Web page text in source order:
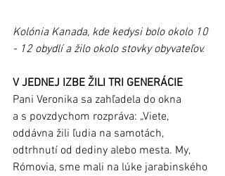
Kolónia Kanada, kde kedysi bolo okolo 10
- 12 obydlí a žilo okolo stovky obyvateľov.
V JEDNEJ IZBE ŽILI TRI GENERÁCIE
Pani Veronika sa zahľadela do okna
a s povzdychom rozpráva: „Viete,
oddávna žili ľudia na samotách,
odtrhnutí od dediny alebo mesta. My,
Rómovia, sme mali na lúke jarabinského